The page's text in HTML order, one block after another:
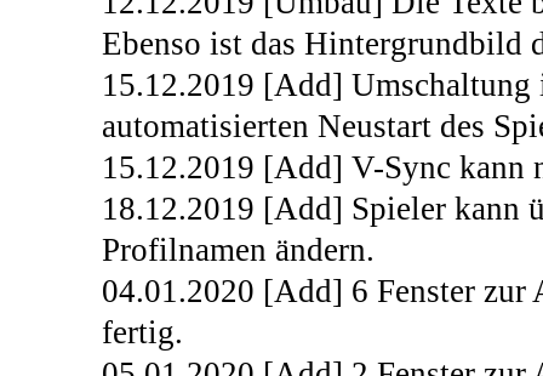
Ebenso ist das Hintergrundbild
15.12.2019 [Add]
automatisierten Neustart des
15.12.2019 [Add] V-Sync kann
18.12.2019 [Add] Spieler kann
Profilnamen ändern.
04.01.2020 [Add] 6 Fenster zur
fertig.